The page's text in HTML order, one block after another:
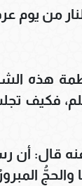
من يوم
فكيف
قال: أن